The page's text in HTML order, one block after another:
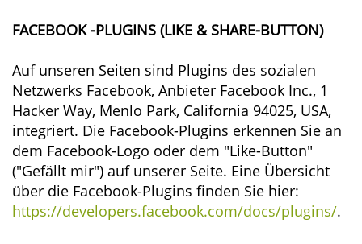
FACEBOOK -PLUGINS (LIKE & SHARE-BUTTON)
Auf unseren Seiten sind Plugins des sozialen
Netzwerks Facebook, Anbieter Facebook Inc., 1
Hacker Way, Menlo Park, California 94025, USA,
integriert. Die Facebook-Plugins erkennen Sie an
dem Facebook-Logo oder dem "Like-Button"
("Gefällt mir") auf unserer Seite. Eine Übersicht
über die Facebook-Plugins finden Sie hier:
https://developers.facebook.com/docs/plugins/.